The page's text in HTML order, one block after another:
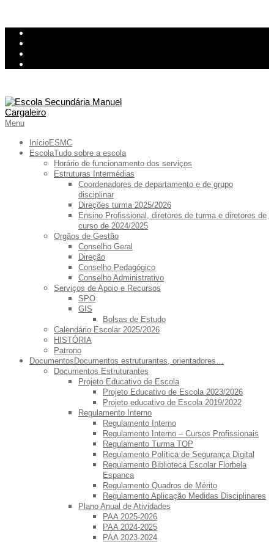
Skip
content
Primary
Menu
Menu
InícioESMC
EscolaTudo sobre a escola
Horário de funcionamento dos serviços
Estruturas Intermédias
Coordenadores de departamento e de grupo
disciplinar
Direções turma 2025/2026
Ensino Profissional, diretores de turma e diretores de
curso de 2024/2025
Orgãos de Gestão
Conselho Geral
Direção
Conselho Pedagógico
Conselho Administrativo
Serviços de Apoio e Recursos
SPO
GIS
Bolsas de Estudo
Calendário Escolar 2025/2026
HISTÓRIA
Patrono
Documentos Documentos estruturantes, orientadores…
Documentos Estruturantes
Projeto Educativo de Escola
Projeto Educativo de Escola 2023/2026
Projeto educativo de Escola 2019/2022
Regulamento Interno
Regulamento Interno
Regulamento Interno – Cursos Profissionais
Regulamento Turma TOP
Regulamento Política de Segurança Digital
Regulamento Biblioteca Escolar Florbela
Espanca
Regulamento Quadros de Mérito
Regulamento Aplicação Medidas Disciplinares
Plano Anual de Atividades
PAA 2025-2026
PAA 2024-2025
PAA 2023-2024